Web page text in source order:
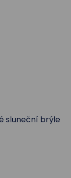
sluneční brýle